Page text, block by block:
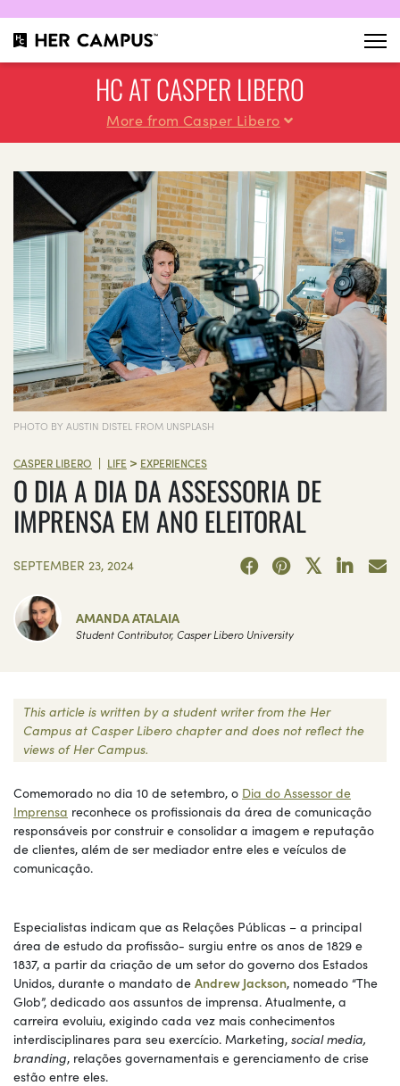
HC AT CASPER LIBERO
More from Casper Libero
PHOTO BY AUSTIN DISTEL FROM UNSPLASH
CASPER LIBERO | LIFE > EXPERIENCES
O DIA A DIA DA ASSESSORIA DE
IMPRENSA EM ANO ELEITORAL
SEPTEMBER 23, 2024
AMANDA ATALAIA
Student Contributor, Casper Libero University
This article is written by a student writer from the Her
Campus at Casper Libero chapter and does not reflect the
views of Her Campus.
Comemorado no dia 10 de setembro, o Dia do Assessor de
Imprensa reconhece os profissionais da área de comunicação
responsáveis por construir e consolidar a imagem e reputação
de clientes, além de ser mediador entre eles e veículos de
comunicação.
Especialistas indicam que as Relações Públicas – a principal
área de estudo da profissão- surgiu entre os anos de 1829 e
1837, a partir da criação de um setor do governo dos Estados
Unidos, durante o mandato de Andrew Jackson, nomeado “The
Glob”, dedicado aos assuntos de imprensa. Atualmente, a
carreira evoluiu, exigindo cada vez mais conhecimentos
interdisciplinares para seu exercício. Marketing, social media,
branding, relações governamentais e gerenciamento de crise
estão entre eles.